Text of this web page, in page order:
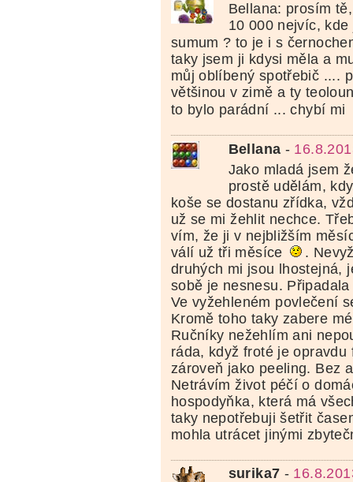
Bellana: prosím
10 000 nejvíc,
sumum ? to je i s
taky jsem ji kdysi měla a
můj oblíbený spotřebič ....
většinou v zimě a ty
to bylo parádní ... chybí mi
Bellana -
Jako mladá jsem
prostě udělám,
koše se dostanu zřídka,
už se mi žehlit nechce.
vím, že ji v nejbližším
válí už tři měsíce
.
druhých mi jsou lhostejná,
sobě je nesnesu.
Ve vyžehleném povlečení
Kromě toho taky zabere
Ručníky nežehlím ani
ráda, když froté je opravdu
zároveň jako peeling. Bez
Netrávím život péčí o
hospodyňka, která má
taky nepotřebuji šetřit
mohla utrácet jinými
surika7 -